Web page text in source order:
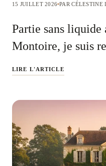
15 JUILLET 2026 PAR CÉLESTINE
Partie sans liquide
Montoire, je suis
LIRE L'ARTICLE